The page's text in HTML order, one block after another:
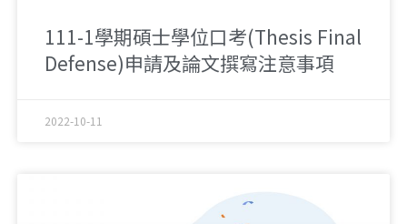
111-1學期碩士學位口考(Thesis Final
Defense)申請及論文撰寫注意事項
2022-10-11